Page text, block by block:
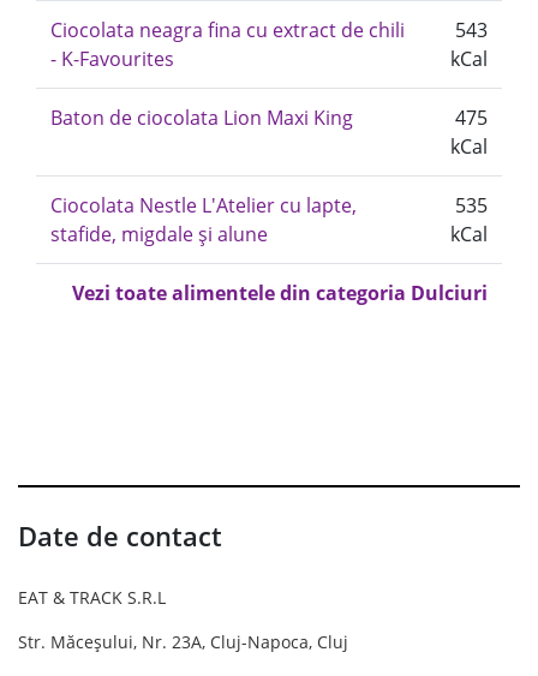
Ciocolata neagra fina cu extract de chili
- K-Favourites
543
kCal
Baton de ciocolata Lion Maxi King
475
kCal
Ciocolata Nestle L'Atelier cu lapte,
stafide, migdale și alune
535
kCal
Vezi toate alimentele din categoria Dulciuri
Date de contact
EAT & TRACK S.R.L
Str. Măceșului, Nr. 23A, Cluj-Napoca, Cluj